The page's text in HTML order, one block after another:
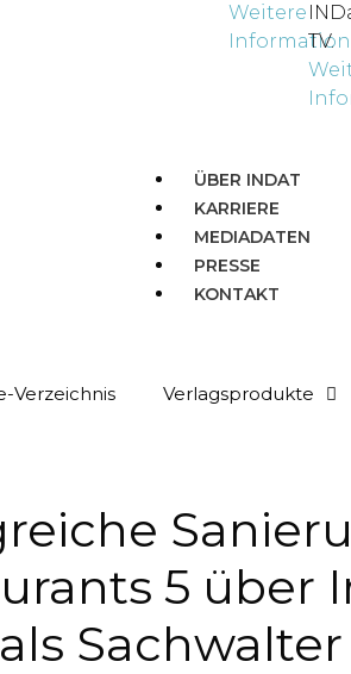
Weitere
TV.
ÜBER INDAT
KARRIERE
MEDIADATEN
PRESSE
KONTAKT
Verzeichnis Verlagsprodukte
5 über